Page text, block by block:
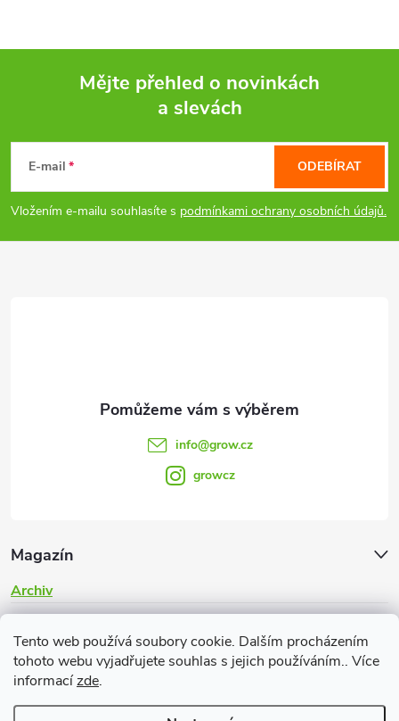
Tento web používá soubory cookie. Dalším procházením
tohoto webu vyjadřujete souhlas s jejich používáním.. Více
informacízde.
v
i
s
u
p
a
Mějte přehled o novinkách
a slevách
E-mail
Vložením e-mailu souhlasíte s podmínkami ochrany osobních údajů.
ODEBÍRAT
Magazín
Archiv
info@grow.cz
growcz